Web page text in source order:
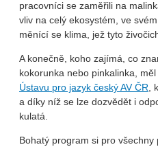
pracovníci se zaměřili na
vliv na celý ekosystém, ve
měnící se klima, jež tyto
A konečně, koho zajímá, co
kokorunka nebo pinkalinka,
Ústavu pro jazyk český AV ČR
a díky níž se lze dozvědět i
kulatá.
Bohatý program si pro